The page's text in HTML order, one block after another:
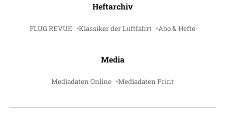
Heftarchiv
FLUG REVUE Klassiker der Luftfahrt Abo & Hefte
Media
Mediadaten Online Mediadaten Print